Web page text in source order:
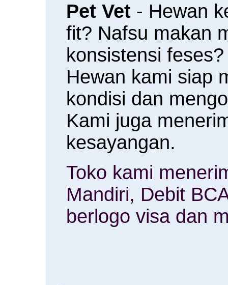
Pet Vet - Hewan
fit? Nafsu makan
konsistensi
Hewan kami siap
kondisi dan
Kami juga
kesayangan.
Toko kami
Mandiri, Debit
berlogo visa dan